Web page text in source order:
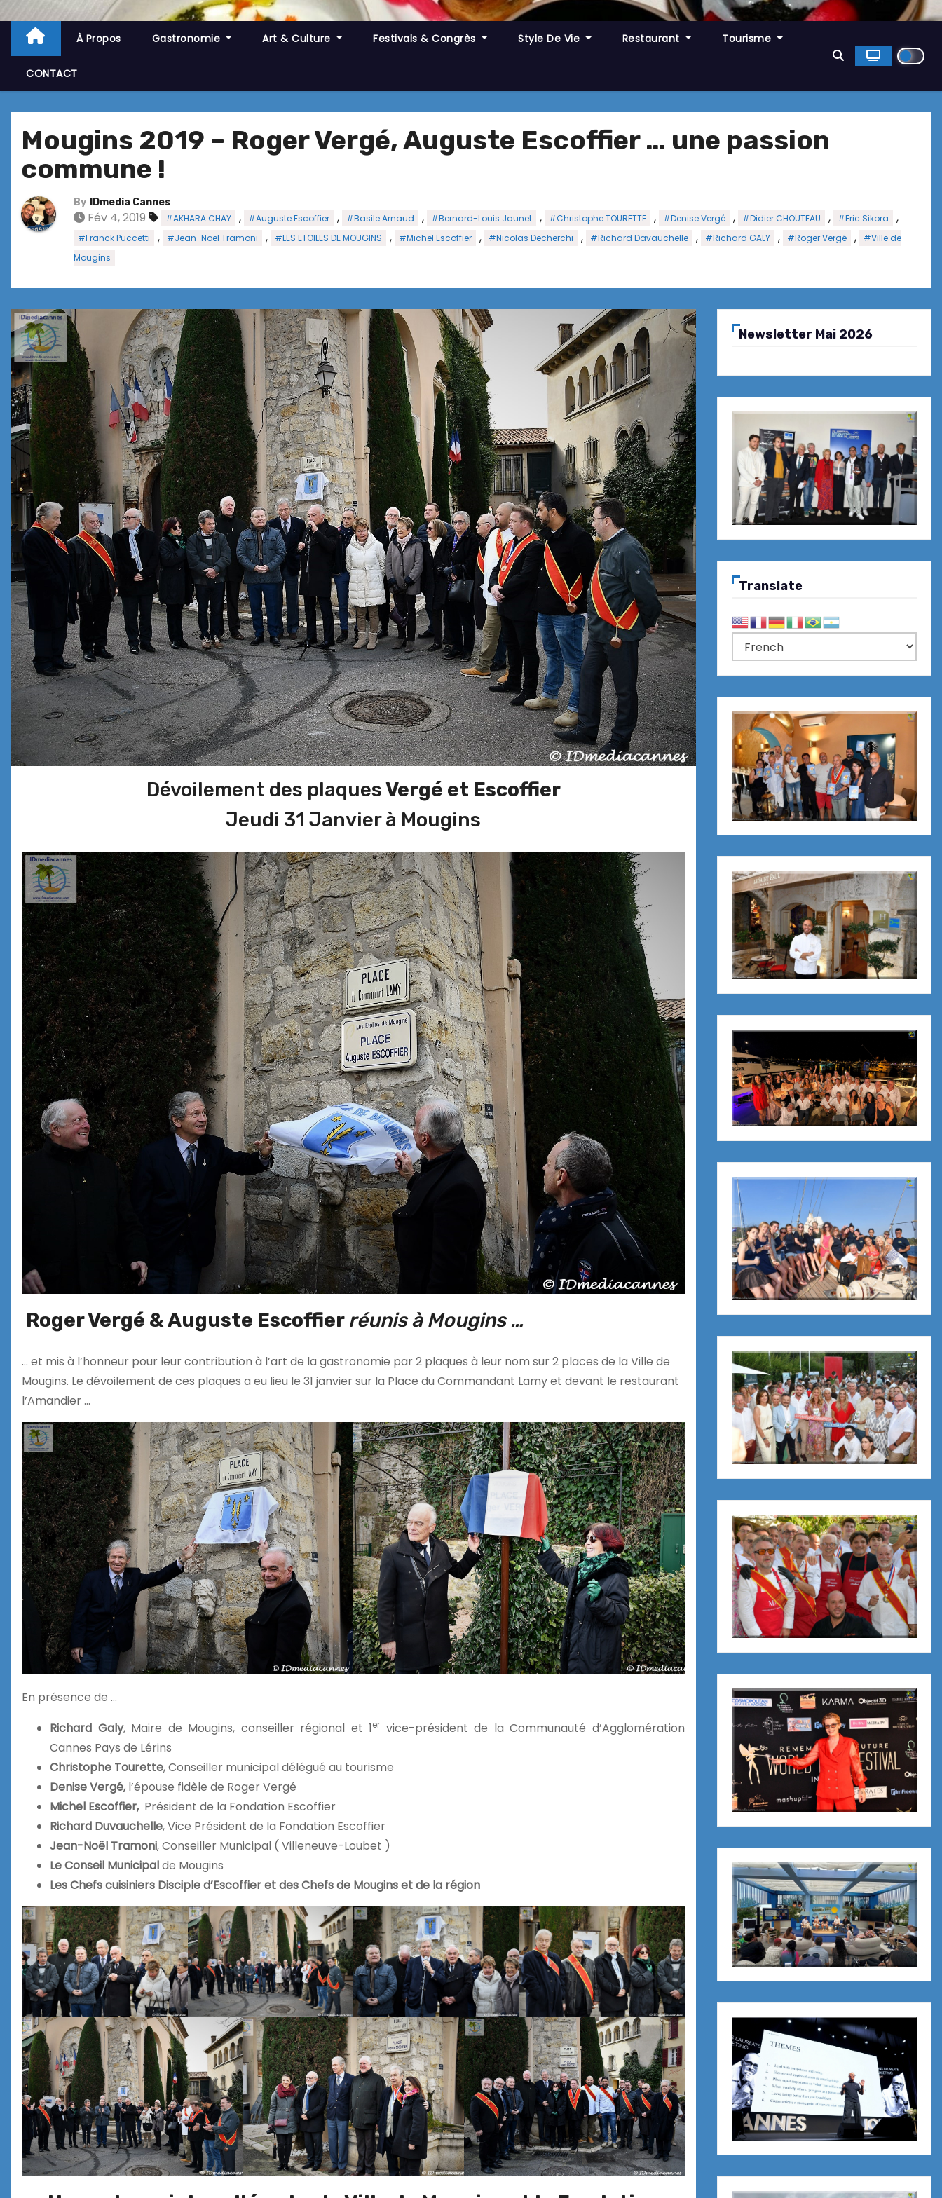
À Propos Gastronomie Art & Culture Festivals & Congrès Style De Vie Restaurant Tourisme
CONTACT
Mougins 2019 – Roger Vergé, Auguste Escoffier … une passion
commune !
By IDmedia Cannes
Fév 4, 2019 #AKHARA CHAY , #Auguste Escoffier , #Basile Arnaud , #Bernard-Louis Jaunet , #Christophe TOURETTE , #Denise Vergé , #Didier CHOUTEAU , #Eric Sikora ,
#Franck Puccetti , #Jean-Noël Tramoni , #LES ETOILES DE MOUGINS , #Michel Escoffier , #Nicolas Decherchi , #Richard Davauchelle , #Richard GALY , #Roger Vergé ,
#Ville de
Mougins
Dévoilement des plaquesVergé et Escoffier
Jeudi 31 Janvier à Mougins
Roger Vergé & Auguste Escoffier réunis à Mougins…
… et mis à l’honneur pour leur contribution à l’art de la gastronomie par 2 plaques à leur nom sur 2 places de la Ville de
Mougins. Le dévoilement de ces plaques a eu lieu le 31 janvier sur la Place du Commandant Lamy et devant le restaurant
l’Amandier …
En présence de …
Richard Galy, Maire de Mougins, conseiller régional et 1er vice-président de la Communauté d’Agglomération
Cannes Pays de Lérins
Christophe Tourette, Conseiller municipal délégué au tourisme
Denise Vergé,l’épouse fidèle de Roger Vergé
Michel Escoffier, Président de la Fondation Escoffier
Richard Duvauchelle, Vice Président de la Fondation Escoffier
Jean-Noël Tramoni, Conseiller Municipal ( Villeneuve-Loubet )
Le Conseil Municipalde Mougins
Les Chefs cuisiniers Disciple d’Escoffier et des Chefs de Mougins et de la région
Newsletter Mai 2026
Translate